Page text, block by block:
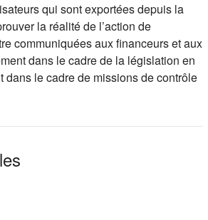
qui sont exportées depuis la
la réalité de l’action de
communiquées aux financeurs et aux
dans le cadre de la législation en
dans le cadre de missions de contrôle